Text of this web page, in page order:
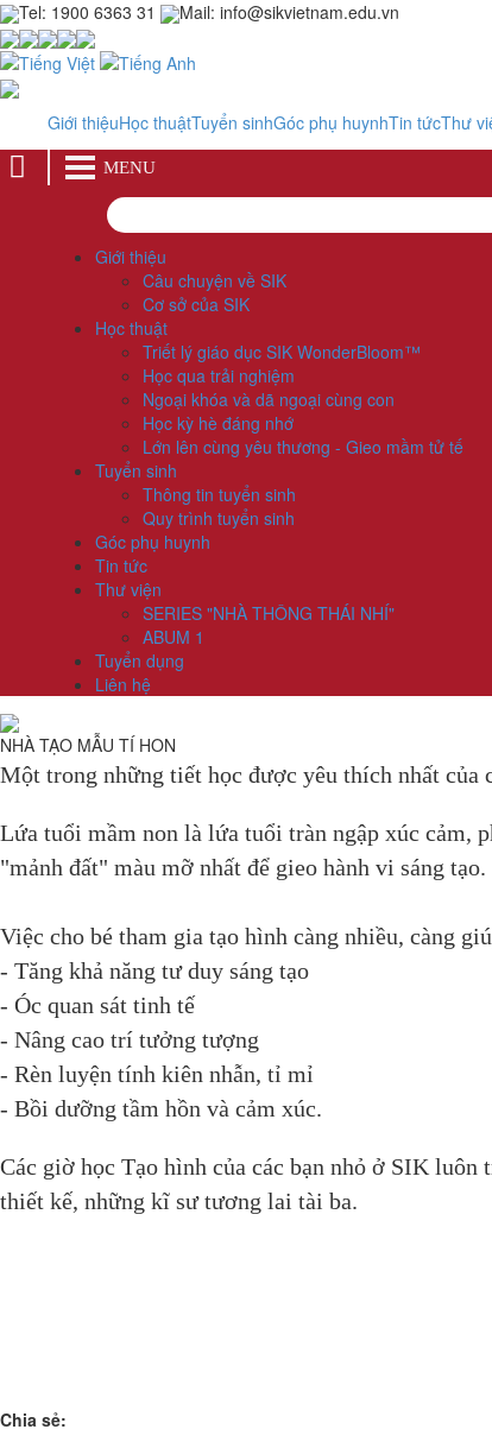
Tel: 1900 6363 31 Mail: info@sikvietnam.edu.vn
Giới thiệuHọc thuậtTuyển sinhGóc phụ huynhTin tứcThư
MENU
Giới thiệu
Câu chuyện về SIK
Cơ sở của SIK
Học thuật
Triết lý giáo dục SIK WonderBloom™
Học qua trải nghiệm
Ngoại khóa và dã ngoại cùng con
Học kỳ hè đáng nhớ
Lớn lên cùng yêu thương - Gieo mầm tử tế
Tuyển sinh
Thông tin tuyển sinh
Quy trình tuyển sinh
Góc phụ huynh
Tin tức
Thư viện
SERIES "NHÀ THÔNG THÁI NHÍ"
ABUM 1
Tuyển dụng
Liên hệ
NHÀ TẠO MẪU TÍ HON
Một trong những tiết học được yêu thích nhất
Lứa tuổi mầm non là lứa tuổi tràn ngập xúc cảm,
"mảnh đất" màu mỡ nhất để gieo hành vi sáng tạo.
Việc cho bé tham gia tạo hình càng nhiều, càng
- Tăng khả năng tư duy sáng tạo
- Óc quan sát tinh tế
- Nâng cao trí tưởng tượng
- Rèn luyện tính kiên nhẫn, tỉ mỉ
- Bồi dưỡng tầm hồn và cảm xúc.
Các giờ học Tạo hình của các bạn nhỏ ở SIK luôn
thiết kế, những kĩ sư tương lai tài ba.
Chia sẻ: